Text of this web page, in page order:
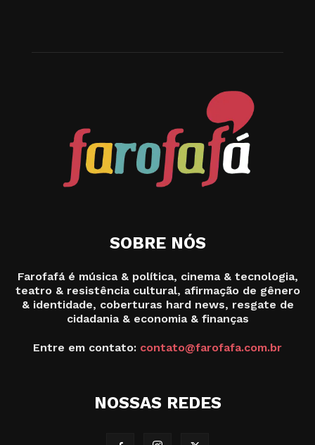
SOBRE NÓS
Farofafá é música & política, cinema & tecnologia,
teatro & resistência cultural, afirmação de gênero
& identidade, coberturas hard news, resgate de
cidadania & economia & finanças
Entre em contato: contato@farofafa.com.br
NOSSAS REDES